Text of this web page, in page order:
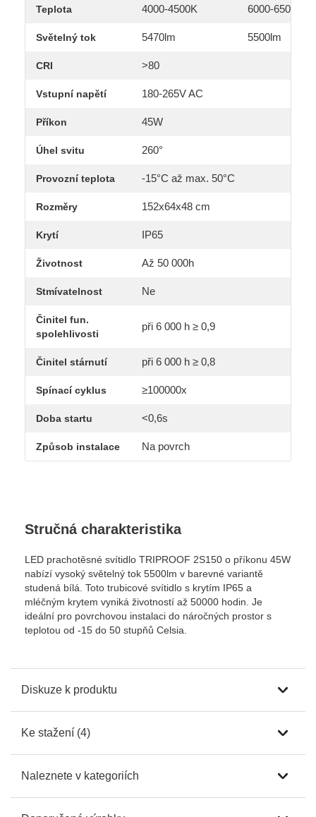
Teplota 4000-4500K 6000-6500K
Světelný tok 5470lm 5500lm
CRI >80
Vstupní napětí 180-265V AC
Příkon 45W
Úhel svitu 260°
Provozní teplota -15°C až max. 50°C
Rozměry 152x64x48 cm
Krytí IP65
Životnost Až 50 000h
Stmívatelnost Ne
Činitel fun.
spolehlivosti
při 6 000 h ≥ 0,9
Činitel stárnutí při 6 000 h ≥ 0,8
Spínací cyklus ≥100000x
Doba startu <0,6s
Způsob instalace Na povrch
Stručná charakteristika
LED prachotěsné svítidlo TRIPROOF 2S150 o příkonu 45W
nabízí vysoký světelný tok 5500lm v barevné variantě
studená bílá. Toto trubicové svítidlo s krytím IP65 a
mléčným krytem vyniká životností až 50000 hodin. Je
ideální pro povrchovou instalaci do náročných prostor s
teplotou od -15 do 50 stupňů Celsia.
Diskuze k produktu
Ke stažení (4)
Naleznete v kategoriích